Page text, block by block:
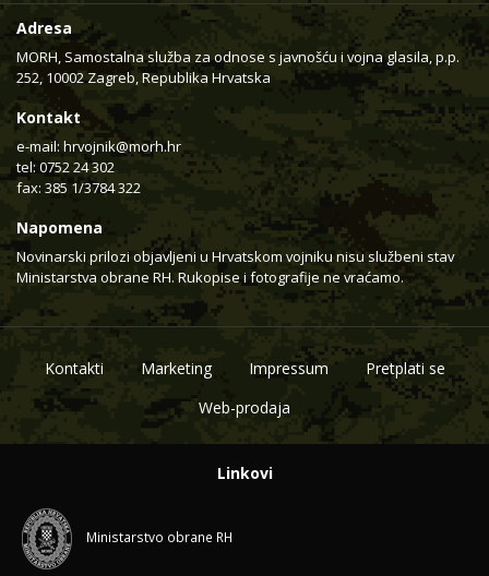
Adresa
MORH, Samostalna služba za odnose s javnošću i vojna glasila, p.p.
252, 10002 Zagreb, Republika Hrvatska
Kontakt
e-mail: hrvojnik@morh.hr
tel: 0752 24 302
fax: 385 1/3784 322
Napomena
Novinarski prilozi objavljeni u Hrvatskom vojniku nisu službeni stav
Ministarstva obrane RH. Rukopise i fotografije ne vraćamo.
Kontakti Marketing Impressum
Pretplati se
Web-prodaja
Linkovi
Ministarstvo obrane RH